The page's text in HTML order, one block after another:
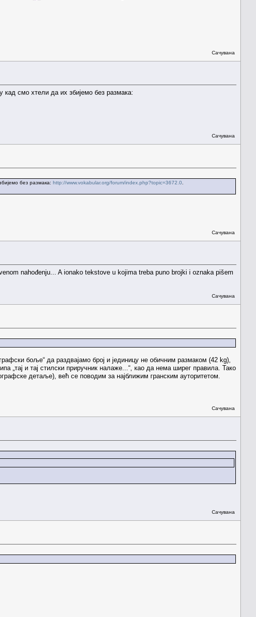
Сачувана
кад смо хтели да их збијемо без размака:
Сачувана
без размака: http://www.vokabular.org/forum/index.php?topic=3672.0
Сачувана
nahođenju... A ionako tekstove u kojima treba puno brojki i oznaka pišem
Сачувана
боље“ да раздвајамо број и јединицу не обичним размаком (42 kg),
„тај и тај стилски приручник налаже...“, као да нема ширег правила. Тако
детаље), већ се поводим за најближим гранским ауторитетом.
Сачувана
Сачувана